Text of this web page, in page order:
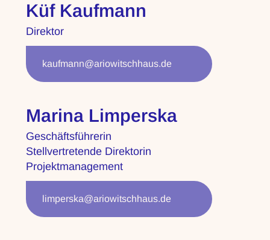
Küf Kaufmann
Direktor
kaufmann@ariowitschhaus.de
Marina Limperska
Geschäftsführerin
Stellvertretende Direktorin
Projektmanagement
limperska@ariowitschhaus.de